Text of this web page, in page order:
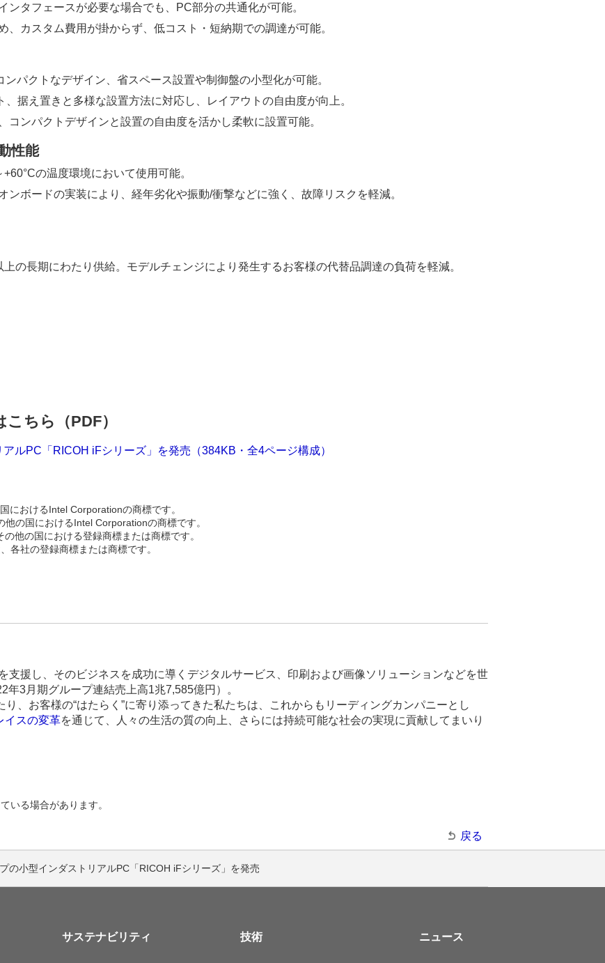
ンタフェースが必要な場合でも、PC部分の共通化が可能。
、カスタム費用が掛からず、低コスト・短納期での調達が可能。
パクトなデザイン、省スペース設置や制御盤の小型化が可能。
据え置きと多様な設置方法に対応し、レイアウトの自由度が向上。
コンパクトデザインと設置の自由度を活かし柔軟に設置可能。
性能
の温度環境において使用可能。
ンボードの実装により、経年劣化や振動/衝撃などに強く、故障リスクを軽減。
の長期にわたり供給。モデルチェンジにより発生するお客様の代替品調達の負荷を軽減。
ちら（PDF）
ルPC「RICOH iFシリーズ」を発売（384KB・全4ページ構成）
におけるIntel Corporationの商標です。
の国におけるIntel Corporationの商標です。
他の国における登録商標または商標です。
各社の登録商標または商標です。
支援し、そのビジネスを成功に導くデジタルサービス、印刷および画像ソリューションなどを世
3月期グループ連結売上高1兆7,585億円）。
、お客様の“はたらく”に寄り添ってきた私たちは、これからもリーディングカンパニーとし
イスの変革を通じて、人々の生活の質の向上、さらには持続可能な社会の実現に貢献してまいり
いる場合があります。
戻る
の小型インダストリアルPC「RICOH iFシリーズ」を発売
サステナビリティ 技術 ニュース